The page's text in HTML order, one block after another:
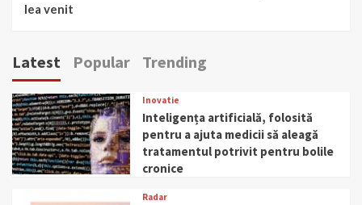
lea venit
Latest Popular Trending
Inovatie
Inteligența artificială, folosită
pentru a ajuta medicii să aleagă
tratamentul potrivit pentru bolile
cronice
Radar